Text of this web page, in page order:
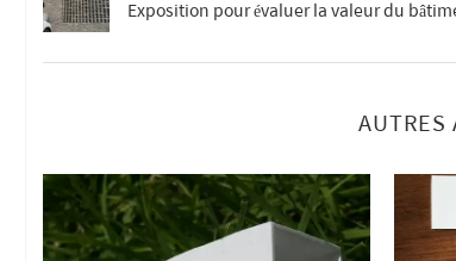
Exposition pour évaluer la valeur du
AUTRES